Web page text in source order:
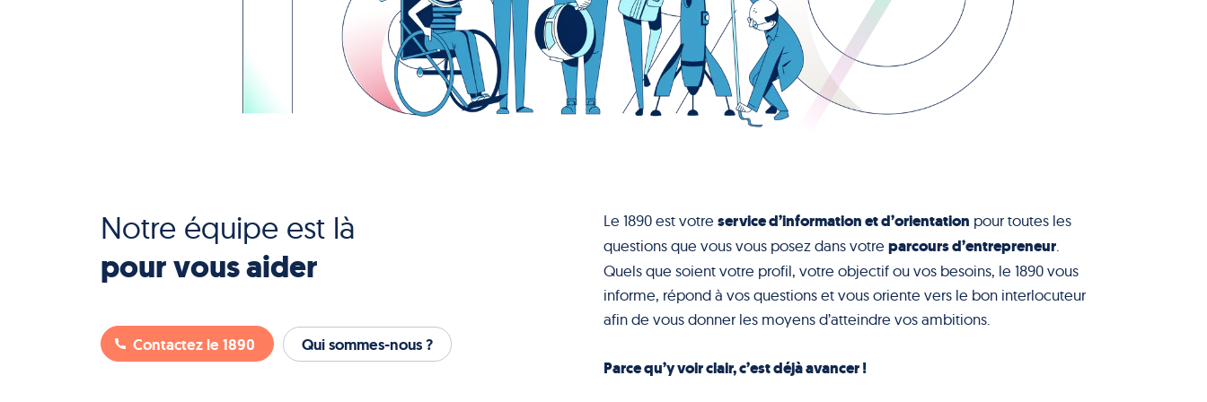
Notre équipe est là
pour vous aider
Contactez le 1890 Qui sommes-nous ?
Le 1890 est votre service d’information et d’orientation pour toutes les
questions que vous vous posez dans votre parcours d’entrepreneur
Quels que soient votre profil, votre objectif ou vos besoins, le 1890 vous
informe, répond à vos questions et vous oriente vers le bon interlocuteur
afin de vous donner les moyens d’atteindre vos ambitions.
Parce qu’y voir clair, c’est déjà avancer !